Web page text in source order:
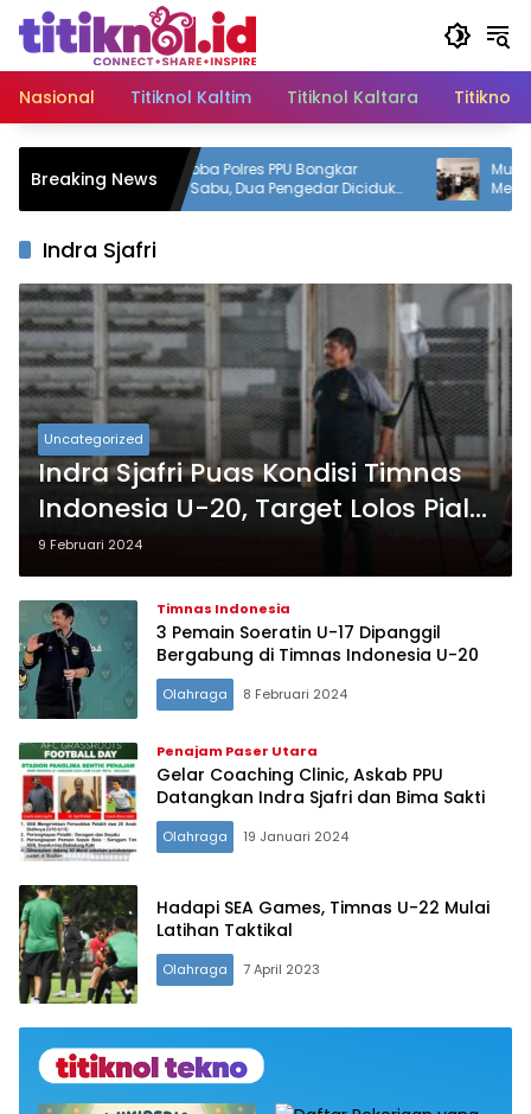
Langsung
konten
Nasional
Titiknol Kaltim Titiknol Kaltara Titiknol
Breaking News
Satresnarkoba Polres PPU Bongkar
Peredaran Sabu, Dua Pengedar Diciduk
dengan 12 Paket Narkotika
Mudyat
Mendalam
Bupati PPU
Indra Sjafri
Uncategorized
Indra Sjafri Puas Kondisi Timnas
Indonesia U-20, Target Lolos Piala
Dunia 2025
9 Februari 2024
Timnas Indonesia
3 Pemain Soeratin U-17 Dipanggil
Bergabung di Timnas Indonesia U-20
Olahraga 8 Februari 2024
Penajam Paser Utara
Gelar Coaching Clinic, Askab PPU
Datangkan Indra Sjafri dan Bima Sakti
Olahraga 19 Januari 2024
Hadapi SEA Games, Timnas U-22 Mulai
Latihan Taktikal
Olahraga 7 April 2023